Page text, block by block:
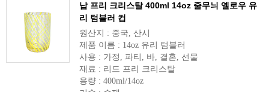
납 프리 크리스탈 400ml 14oz 줄무늬 옐로우 유
리 텀블러 컵
원산지 : 중국, 산시
제품 이름 : 14oz 유리 텀블러
사용 : 가정, 파티, 바, 결혼, 선물
재료 : 리드 프리 크리스탈
용량 : 400ml/14oz